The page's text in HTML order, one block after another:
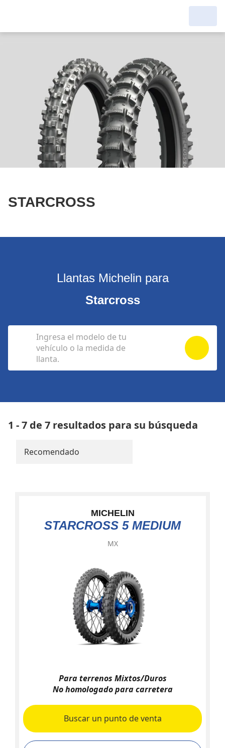
STARCROSS
Llantas Michelin para
Starcross
Ingresa el modelo de tu
vehículo o la medida de
llanta.
1 - 7 de 7 resultados para su búsqueda
Recomendado
MICHELIN
STARCROSS 5 MEDIUM
MX
Para terrenos Mixtos/Duros
No homologado para carretera
Buscar un punto de venta